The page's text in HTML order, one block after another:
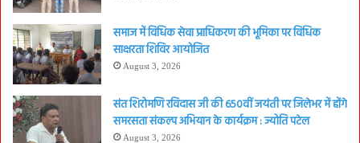
समाज में विधिक सेवा प्राधिकरण की भूमिका पर विधिक
साक्षरता शिविर आयोजित
August 3, 2026
संत शिरोमणि रविदास जी की 650वीं जयंती पर जिलेभर में होंगे
समरसता संकल्प अभियान के कार्यक्रम : ज्योति पटेल
August 3, 2026